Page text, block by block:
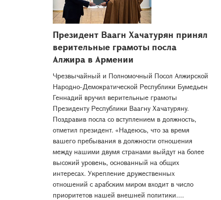
Президент Ваагн Хачатурян принял
верительные грамоты посла
Алжира в Армении
Чрезвычайный и Полномочный Посол Алжирской
Народно-Демократической Республики Бумедьен
Геннадий вручил верительные грамоты
Президенту Республики Ваагну Хачатуряну.
Поздравив посла со вступлением в должность,
отметил президент. «Надеюсь, что за время
вашего пребывания в должности отношения
между нашими двумя странами выйдут на более
высокий уровень, основанный на общих
интересах. Укрепление дружественных
отношений с арабским миром входит в число
приоритетов нашей внешней политики....